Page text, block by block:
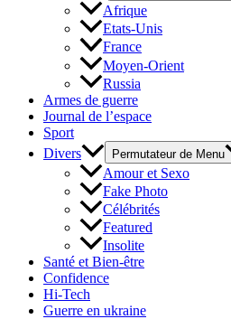
Afrique
Etats-Unis
France
Moyen-Orient
Russia
Armes de guerre
Journal de l’espace
Sport
Divers
Permutateur de Menu
Amour et Sexo
Fake Photo
Célébrités
Featured
Insolite
Santé et Bien-être
Confidence
Hi-Tech
Guerre en ukraine